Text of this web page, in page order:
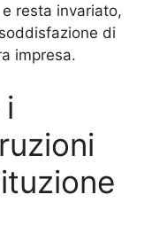
resta invariato,
di
impresa.